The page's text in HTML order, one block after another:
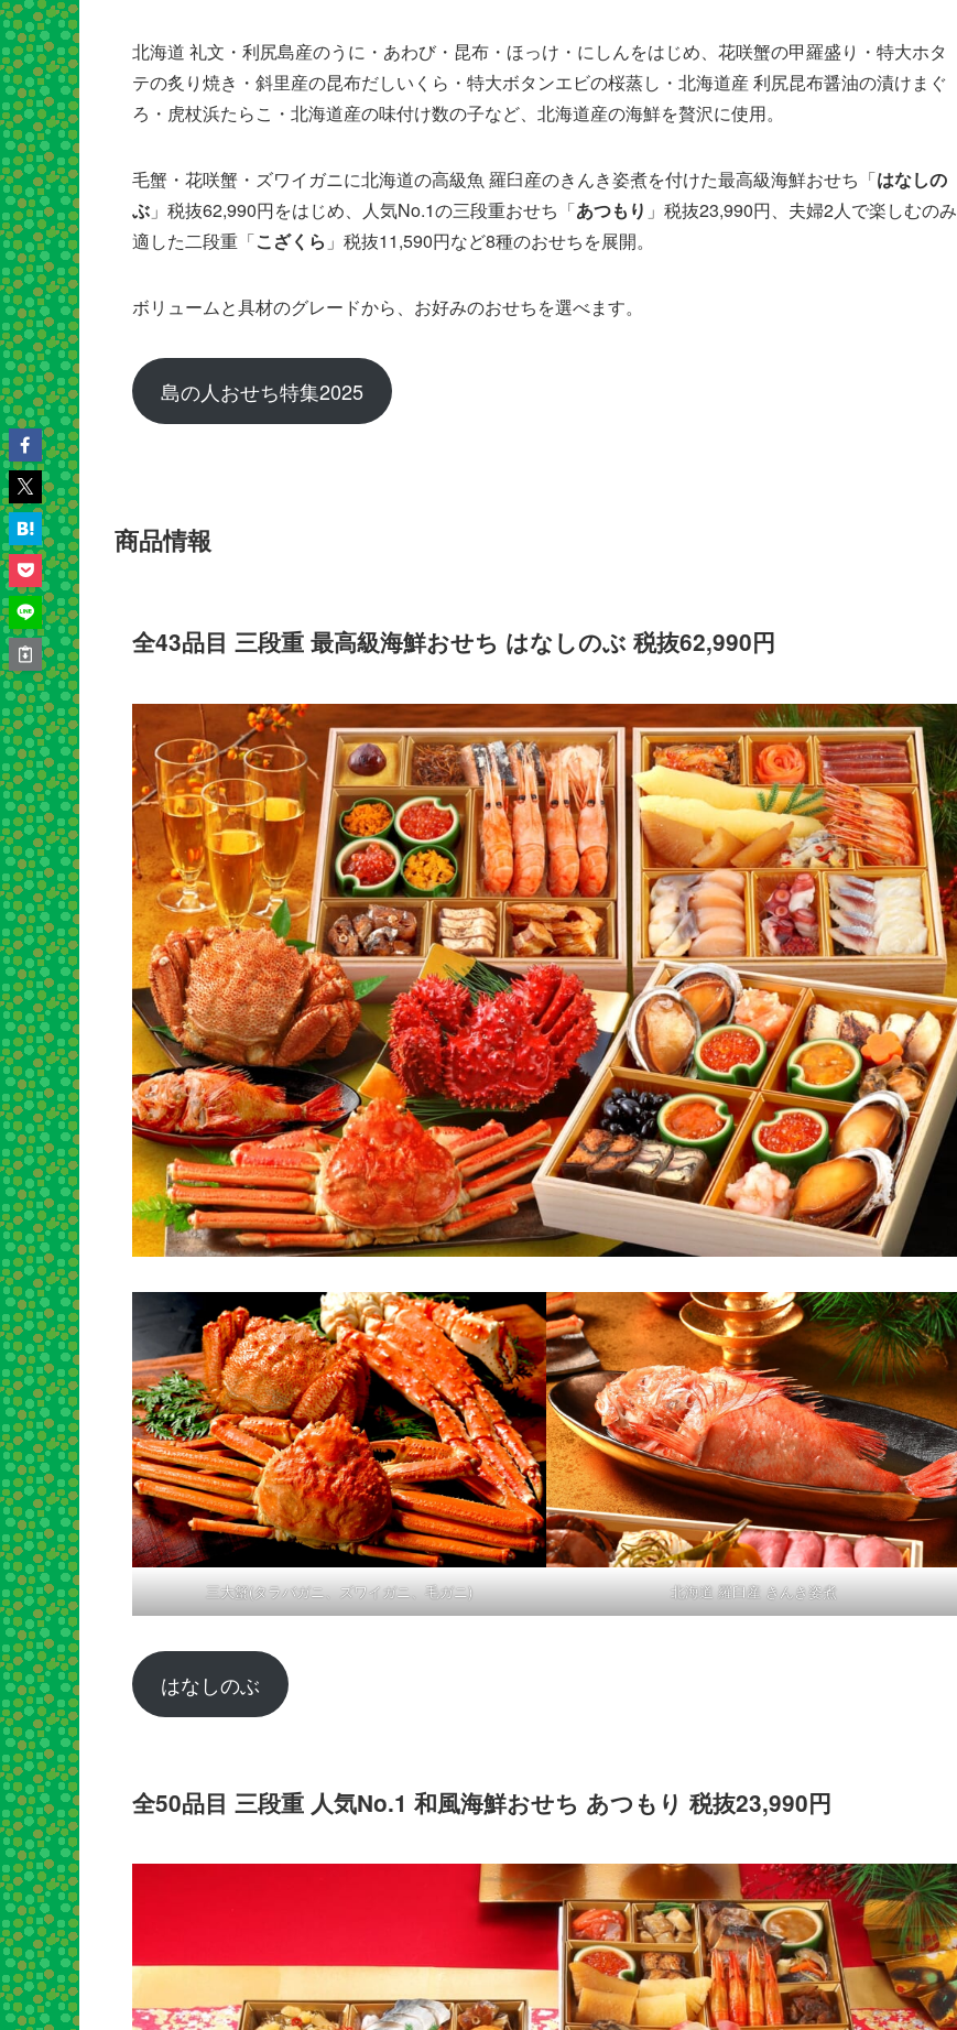
北海道 礼文・利尻島産のうに・あわび・昆布・ほっけ・にしんをはじめ、花咲蟹の甲羅盛り・特大ホタ
テの炙り焼き・斜里産の昆布だしいくら・特大ボタンエビの桜蒸し・北海道産 利尻昆布醤油の漬けまぐ
ろ・虎杖浜たらこ・北海道産の味付け数の子など、北海道産の海鮮を贅沢に使用。
毛蟹・花咲蟹・ズワイガニに北海道の高級魚 羅臼産のきんき姿煮を付けた最高級海鮮おせち「はなしの
ぶ 」税抜62,990円をはじめ、人気No.1の三段重おせち「あつもり 」税抜23,990円、夫婦2人で楽しむのみ
適した二段重「こざくら 」税抜11,590円など8種のおせちを展開。
ボリュームと具材のグレードから、お好みのおせちを選べます。
島の人おせち特集2025
商品情報
全43品目 三段重 最高級海鮮おせち はなしのぶ 税抜62,990円
三大蟹(タラバガニ、ズワイガニ、毛ガニ) 北海道 羅臼産 きんき姿煮
はなしのぶ
全50品目 三段重 人気No.1 和風海鮮おせち あつもり 税抜23,990円